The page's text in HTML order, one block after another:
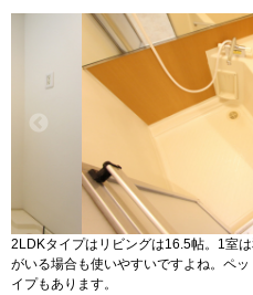
2LDKタイプはリビングは16.5帖。1室
がいる場合も使いやすいですよね。ペ
イプもあります。